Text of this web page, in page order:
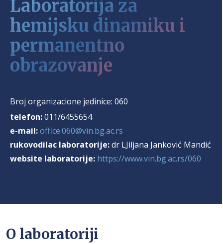
Laboratorija za
hemijsku dinamiku i
permanentno
obrazovanje
Broj organizacione jedinice: 060
telefon:011/6455654
e-mail:office.060@vin.bg.ac.rs
rukovodilac laboratorije:dr LJiljana Janković Mandić
website laboratorije: https://www.vin.bg.ac.rs/060
O laboratoriji